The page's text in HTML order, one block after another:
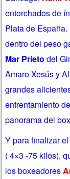
entorchados de
Plata de
dentro del peso
Mar Prieto del
Amaro Xesús y
grandes
enfrentamiento
panorama del
Y para finalizar
( 4×3 -75 kilos),
los boxeadores